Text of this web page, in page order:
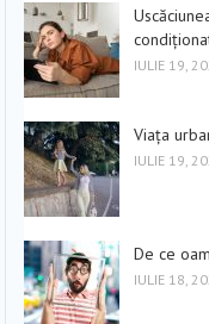
IULIE 19,
Viața
IULIE 19,
De ce
IULIE 18,